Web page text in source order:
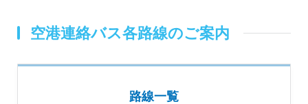
空港連絡バス各路線のご案内
路線一覧